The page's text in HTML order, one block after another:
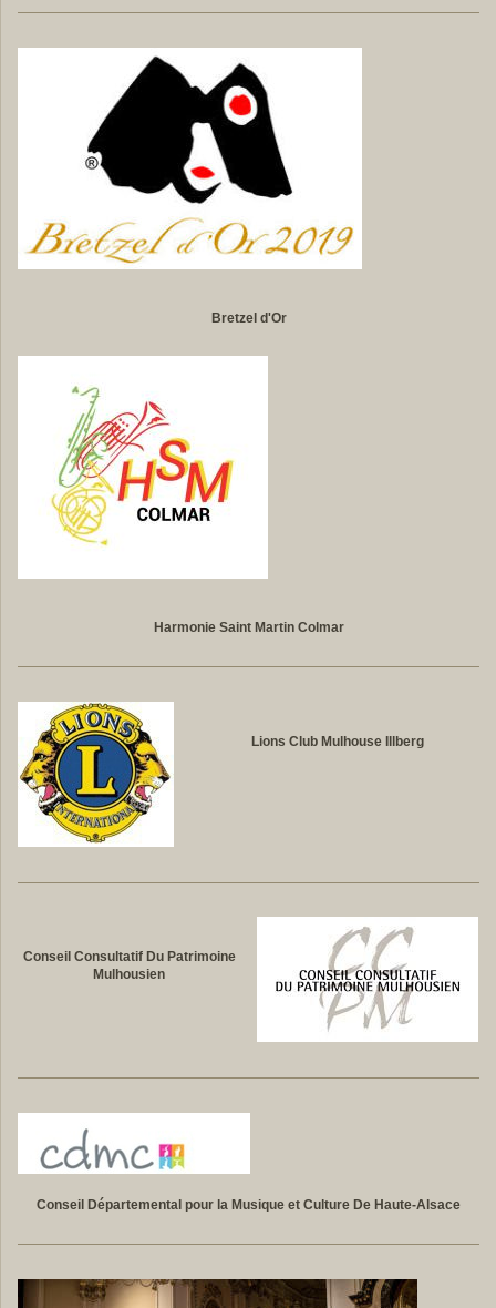
Bretzel d'Or
Harmonie Saint Martin Colmar
Lions Club Mulhouse Illberg
Conseil Consultatif Du Patrimoine
Mulhousien
Conseil Départemental pour la Musique et Culture De Haute-Alsace